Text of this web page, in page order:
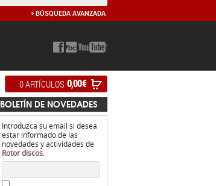
BÚSQUEDA AVANZADA
0 ARTÍCULOS 0,00 €
BOLETÍN DE NOVEDADES
Introduzca su email si desea
estar informado de las
novedades y actividades de
Rotor discos.